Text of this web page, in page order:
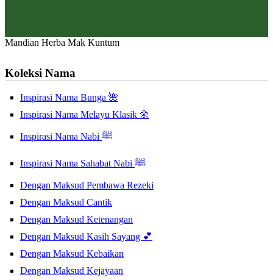
Mandian Herba Mak Kuntum
Koleksi Nama
Inspirasi Nama Bunga 🌺
Inspirasi Nama Melayu Klasik 🌼
Inspirasi Nama Nabi ﷺ
Inspirasi Nama Sahabat Nabi ﷺ
Dengan Maksud Pembawa Rezeki
Dengan Maksud Cantik
Dengan Maksud Ketenangan
Dengan Maksud Kasih Sayang 💕
Dengan Maksud Kebaikan
Dengan Maksud Kejayaan